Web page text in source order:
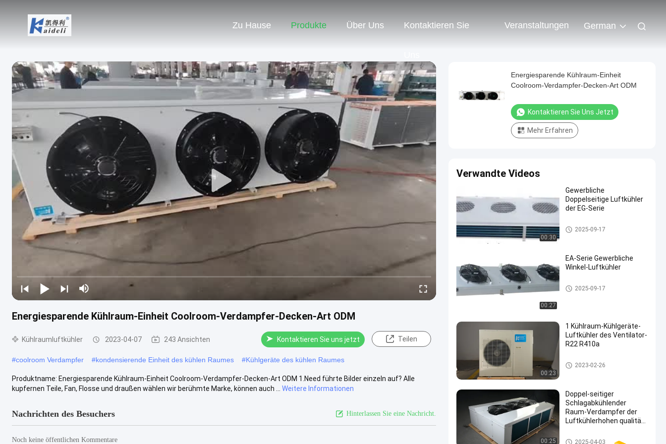
Zu Hause Produkte Über Uns Kontaktieren Sie Veranstaltungen German
Energiesparende Kühlraum-Einheit Coolroom-Verdampfer-Decken-Art ODM
Kühlraumluftkühler 2023-04-07 243 Ansichten Kontaktieren Sie uns jetzt Teilen
#coolroom Verdampfer #kondensierende Einheit des kühlen Raumes #Kühlgeräte des kühlen Raumes
Produktname: Energiesparende Kühlraum-Einheit Coolroom-Verdampfer-Decken-Art ODM 1.Need führte Bilder einzeln auf? Alle
kupfernen Teile, Fan, Flosse und draußen wählen wir berühmte Marke, können auch ...
Weitere Informationen
Nachrichten des Besuchers Hinterlassen Sie eine Nachricht.
Noch keine öffentlichen Kommentare
Energiesparende Kühlraum-Einheit
Coolroom-Verdampfer-Decken-Art ODM
Kontaktieren Sie Uns Jetzt
Mehr Erfahren
Verwandte Videos
00:30
Gewerbliche
Doppelseitige Luftkühler
der EG-Serie
Kühlraumluftkühler
2025-09-17
00:27
EA-Serie Gewerbliche
Winkel-Luftkühler
Kühlraumluftkühler
2025-09-17
00:23
1 Kühlraum-Kühlgeräte-
Luftkühler des Ventilator-
R22 R410a
Kühlraum-Kühlgeräte
2023-02-26
00:25
Doppel-seitiger
Schlagabkühlender
Raum-Verdampfer der
Luftkühlerhohen qualität
Kühlraumluftkühler
2025-04-03